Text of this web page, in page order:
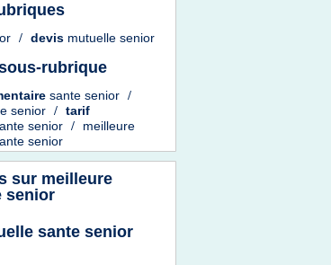
/ devis mutuelle senior
rubrique
sante senior /
senior / tarif
senior /
meilleure
senior
sur meilleure
senior
sante senior